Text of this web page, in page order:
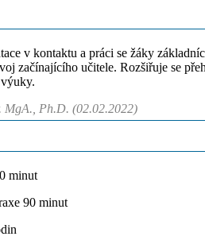
v kontaktu a práci se žáky
začínajícího učitele. Rozšiřuje se
MgA., Ph.D. (02.02.2022)
minut
90 minut